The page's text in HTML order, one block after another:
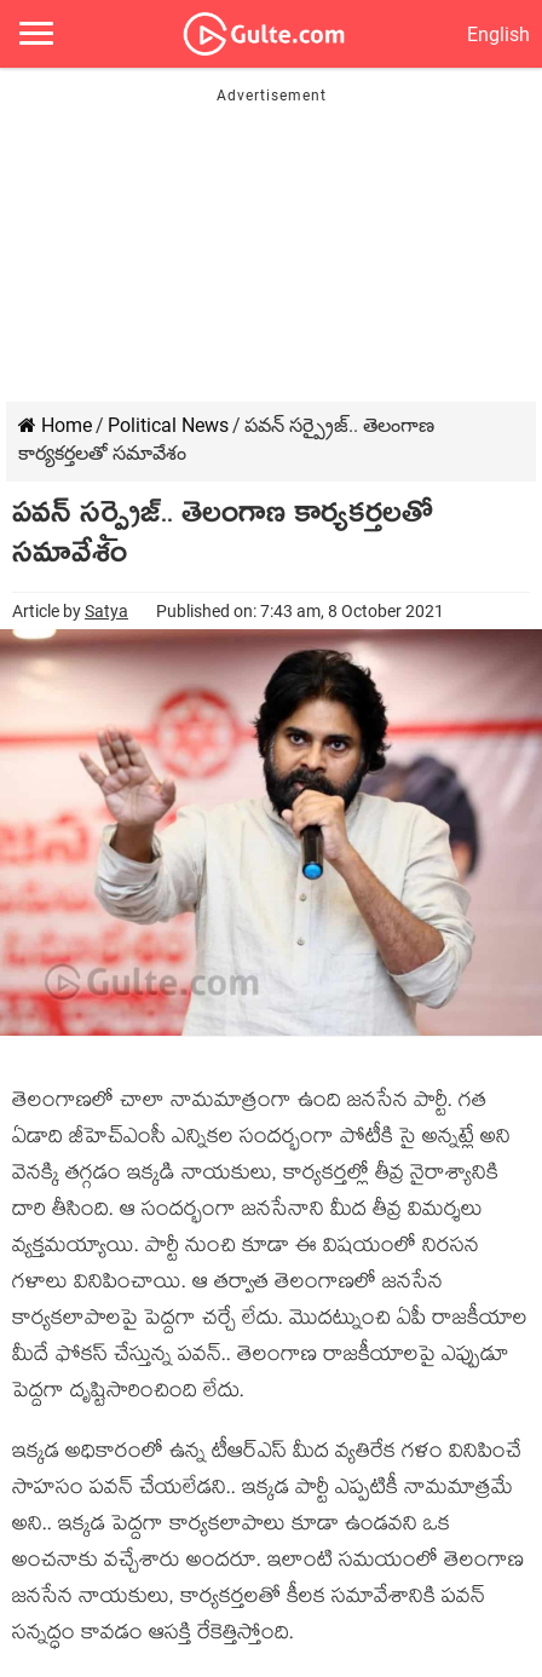
English
Home/ Political News/ పవన్ సర్ప్రైజ్.. తెలంగాణ
కార్యకర్తలతో సమావేశం
పవన్ సర్ప్రైజ్.. తెలంగాణ కార్యకర్తలతో
సమావేశం
Article bySatya Published on: 7:43 am, 8 October 2021
తెలంగాణలో చాలా నామమాత్రంగా ఉంది జనసేన పార్టీ. గత
ఏడాది జీహెచ్ఎంసీ ఎన్నికల సందర్భంగా పోటీకి సై అన్నట్లే అని
వెనక్కి తగ్గడం ఇక్కడి నాయకులు, కార్యకర్తల్లో తీవ్ర నైరాశ్యానికి
దారి తీసింది. ఆ సందర్భంగా జనసేనాని మీద తీవ్ర విమర్శలు
వ్యక్తమయ్యాయి. పార్టీ నుంచి కూడా ఈ విషయంలో నిరసన
గళాలు వినిపించాయి. ఆ తర్వాత తెలంగాణలో జనసేన
కార్యకలాపాలపై పెద్దగా చర్చే లేదు. మొదట్నుంచి ఏపీ రాజకీయాల
మీదే ఫోకస్ చేస్తున్న పవన్.. తెలంగాణ రాజకీయాలపై ఎప్పుడూ
పెద్దగా దృష్టిసారించింది లేదు.
ఇక్కడ అధికారంలో ఉన్న టీఆర్ఎస్ మీద వ్యతిరేక గళం వినిపించే
సాహసం పవన్ చేయలేడని.. ఇక్కడ పార్టీ ఎప్పటికీ నామమాత్రమే
అని.. ఇక్కడ పెద్దగా కార్యకలాపాలు కూడా ఉండవని ఒక
అంచనాకు వచ్చేశారు అందరూ. ఇలాంటి సమయంలో తెలంగాణ
జనసేన నాయకులు, కార్యకర్తలతో కీలక సమావేశానికి పవన్
సన్నద్ధం కావడం ఆసక్తి రేకెత్తిస్తోంది.